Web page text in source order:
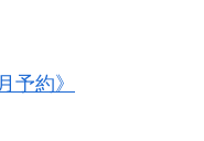
予約》